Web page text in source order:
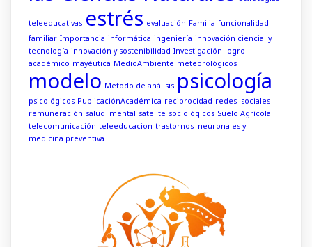
teleeducativas estrés evaluación Familia funcionalidad
familiar Importancia informática ingeniería innovación ciencia y
tecnología innovación y sostenibilidad Investigación logro
académico mayéutica MedioAmbiente meteorológicos
modelo Método de análisis psicología
psicológicos PublicaciónAcadémica reciprocidad redes sociales
remuneración salud mental satelite sociológicos Suelo Agrícola
telecomunicación teleeducacion trastornos neuronales y
medicina preventiva